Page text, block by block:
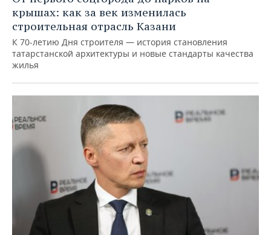
крышах: как за век изменилась
строительная отрасль Казани
К 70-летию Дня строителя — история становления
татарстанской архитектуры и новые стандарты качества
жилья